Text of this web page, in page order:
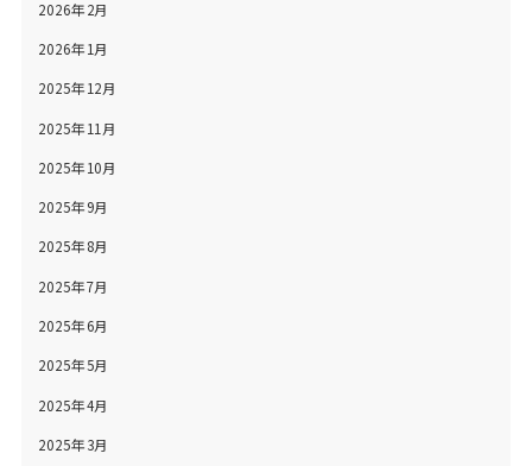
2026年2月
2026年1月
2025年12月
2025年11月
2025年10月
2025年9月
2025年8月
2025年7月
2025年6月
2025年5月
2025年4月
2025年3月